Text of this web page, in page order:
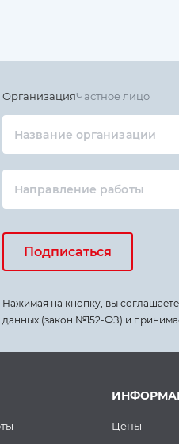
ОрганизацияЧастное лицо
Название организации
Направление работы
Подписаться
Нажимая на кнопку, вы
данных (закон №152-ФЗ) и
Цены